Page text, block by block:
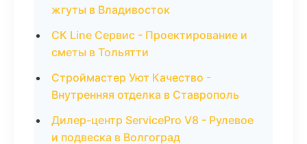
жгуты в Владивосток
СК Line Сервис - Проектирование и
сметы в Тольятти
Строймастер Уют Качество -
Внутренняя отделка в Ставрополь
Дилер-центр ServicePro V8 - Рулевое
и подвеска в Волгоград